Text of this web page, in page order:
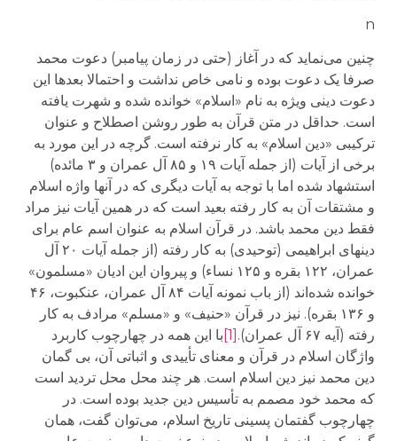
n
چنین می‌نماید که در آغاز (حتی در زمان پیامبر) دعوت محمد
صرفا یک دعوت بوده و نامی خاص نداشت و احتمالا بعدها این
دعوت دینی ویژه به نام «اسلام» خوانده شده و شهرت یافته
است. حداقل در متن قرآن به طور روشن اصطلاح و عنوان
ترکیبی «دین اسلام» به کار نرفته است. گرچه در این مورد به
برخی از آیات (از جمله آیات ۱۹ و ۸۵ آل عمران و ۳ مائده)
استشهاد شده اما با توجه به آیات دیگری که در آنها واژه اسلام
و مشتقات آن به کار رفته بعید است که در همین آیات نیز مراد
فقط دین محمد باشد. در قرآن اسلام به عنوان اسم عام برای
دینهای ابراهیمی (توحیدی) به کار رفته (از جمله آیات ۲۰ آل
عمران، ۱۲۲ بقره و ۱۲۵ نساء) و پیروان این ادیان «مسلمون»
خوانده شده‌اند (از باب نمونه آیات ۸۴ آل عمران، عنکبوت، ۴۶
و ۱۳۶ بقره). نیز در قرآن «حنیف» و «مسلم» مرادف به کار
رفته (آیه ۶۷ آل عمران).
با این همه در چهارچوب کاربرد
واژگان اسلام در قرآن و معنای تأییدی و اثباتی آن، بی گمان
دین محمد نیز دین اسلام است. هر چند محل محل تردید است
که محمد خود مصمم به تأسیس دین جدید بوده است. در
چهارچوب گفتمان پسینی تاریخ اسلام، می‌توان گفت، همان